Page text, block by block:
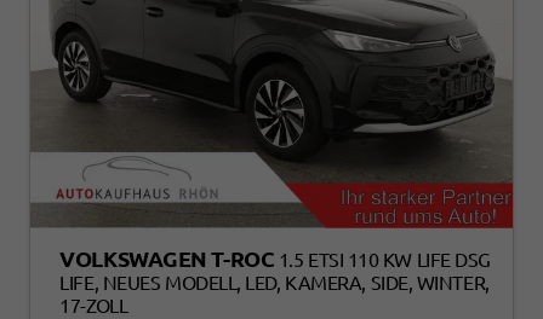
VOLKSWAGEN T-ROC 1.5 ETSI 110 KW LIFE DSG
LIFE, NEUES MODELL, LED, KAMERA, SIDE, WINTER,
17-ZOLL